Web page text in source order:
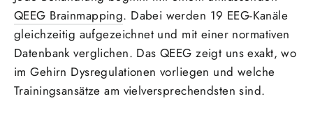
QEEG Brainmapping. Dabei werden 19 EEG-Kanäle
gleichzeitig aufgezeichnet und mit einer normativen
Datenbank verglichen. Das QEEG zeigt uns exakt, wo
im Gehirn Dysregulationen vorliegen und welche
Trainingsansätze am vielversprechendsten sind.